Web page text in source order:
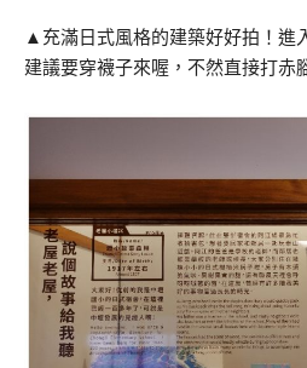
▲充滿日式風格的建築好好拍！進
建議要穿襪子來喔，不然直接打赤